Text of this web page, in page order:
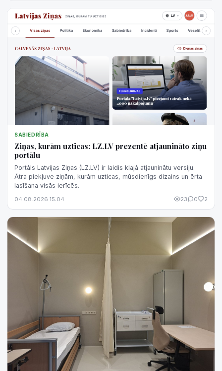
SABIEDRĪBA
Ziņas, kurām uzticas: LZ.LV prezentē atjaunināto ziņu
portālu
Portāls Latvijas Ziņas (LZ.LV) ir laidis klajā atjauninātu versiju.
Ātra piekļuve ziņām, kurām uzticas, mūsdienīgs dizains un ērta
lasīšana visās ierīcēs.
04.08.2026 15:04 23 0 2